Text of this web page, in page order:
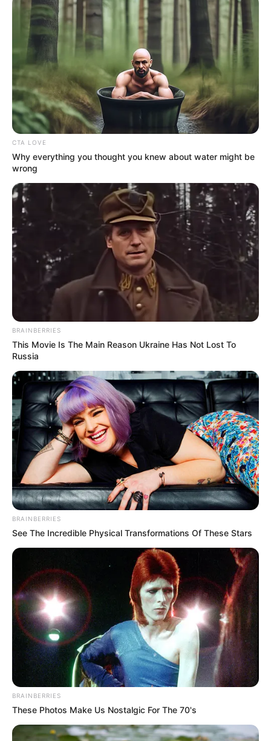
CTA LOVE
Why everything you thought you knew about water might be
wrong
BRAINBERRIES
This Movie Is The Main Reason Ukraine Has Not Lost To
Russia
BRAINBERRIES
See The Incredible Physical Transformations Of These Stars
BRAINBERRIES
These Photos Make Us Nostalgic For The 70's